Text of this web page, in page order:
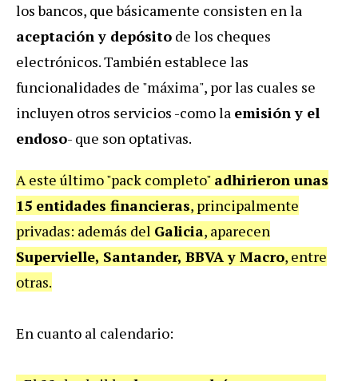
los bancos, que básicamente consisten en la
aceptación y depósito de los cheques
electrónicos. También establece las
funcionalidades de "máxima", por las cuales se
incluyen otros servicios -como la emisión y el
endoso- que son optativas.
A este último "pack completo" adhirieron unas
15 entidades financieras, principalmente
privadas: además del Galicia, aparecen
Supervielle, Santander, BBVA y Macro, entre
otras.
En cuanto al calendario: